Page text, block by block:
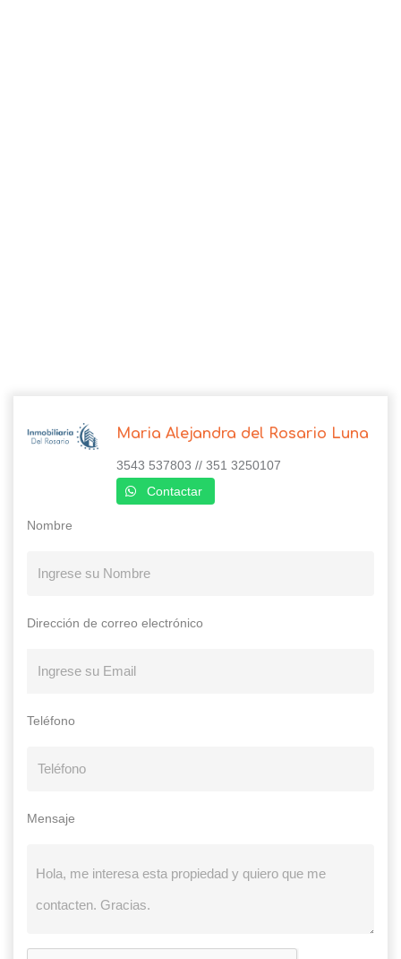
Maria Alejandra del Rosario Luna
3543 537803 // 351 3250107
Contactar
Nombre
Dirección de correo electrónico
Teléfono
Mensaje